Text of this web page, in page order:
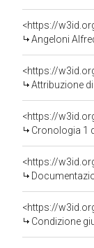
<https://
Angeloni
<https://
Attribuzione
<https://
Cronologia 1
<https://
Condizione